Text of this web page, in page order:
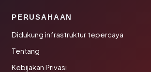
PERUSAHAAN
Didukung infrastruktur tepercaya
Tentang
Kebijakan Privasi